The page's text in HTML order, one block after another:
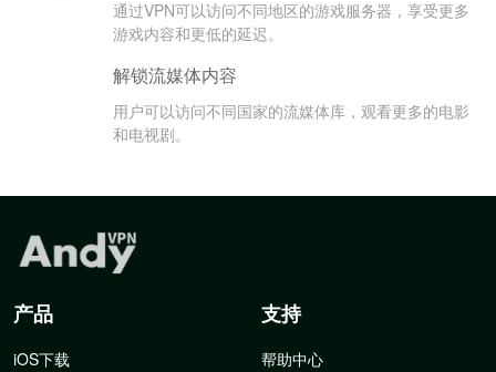
通过VPN可以访问不同地区的游戏服务器，享受更多
游戏内容和更低的延迟。
解锁流媒体内容
用户可以访问不同国家的流媒体库，观看更多的电影
和电视剧。
产品
iOS下载
支持
帮助中心